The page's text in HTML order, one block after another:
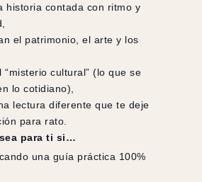
historia contada con ritmo y
el patrimonio, el arte y los
“misterio cultural” (lo que se
lo cotidiano),
lectura diferente que te deje
para rato.
para ti si…
una guía práctica 100%